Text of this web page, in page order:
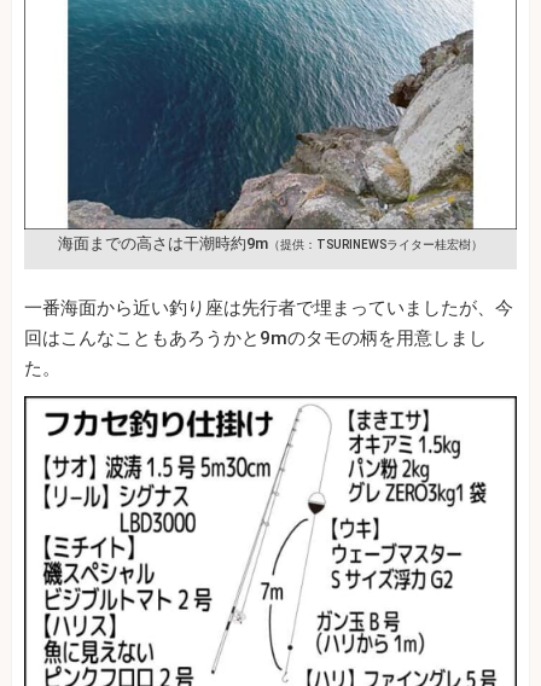
海面までの高さは干潮時約9m （提供：TSURINEWSライター桂宏樹）
一番海面から近い釣り座は先行者で埋まっていましたが、今
回はこんなこともあろうかと9mのタモの柄を用意しまし
た。